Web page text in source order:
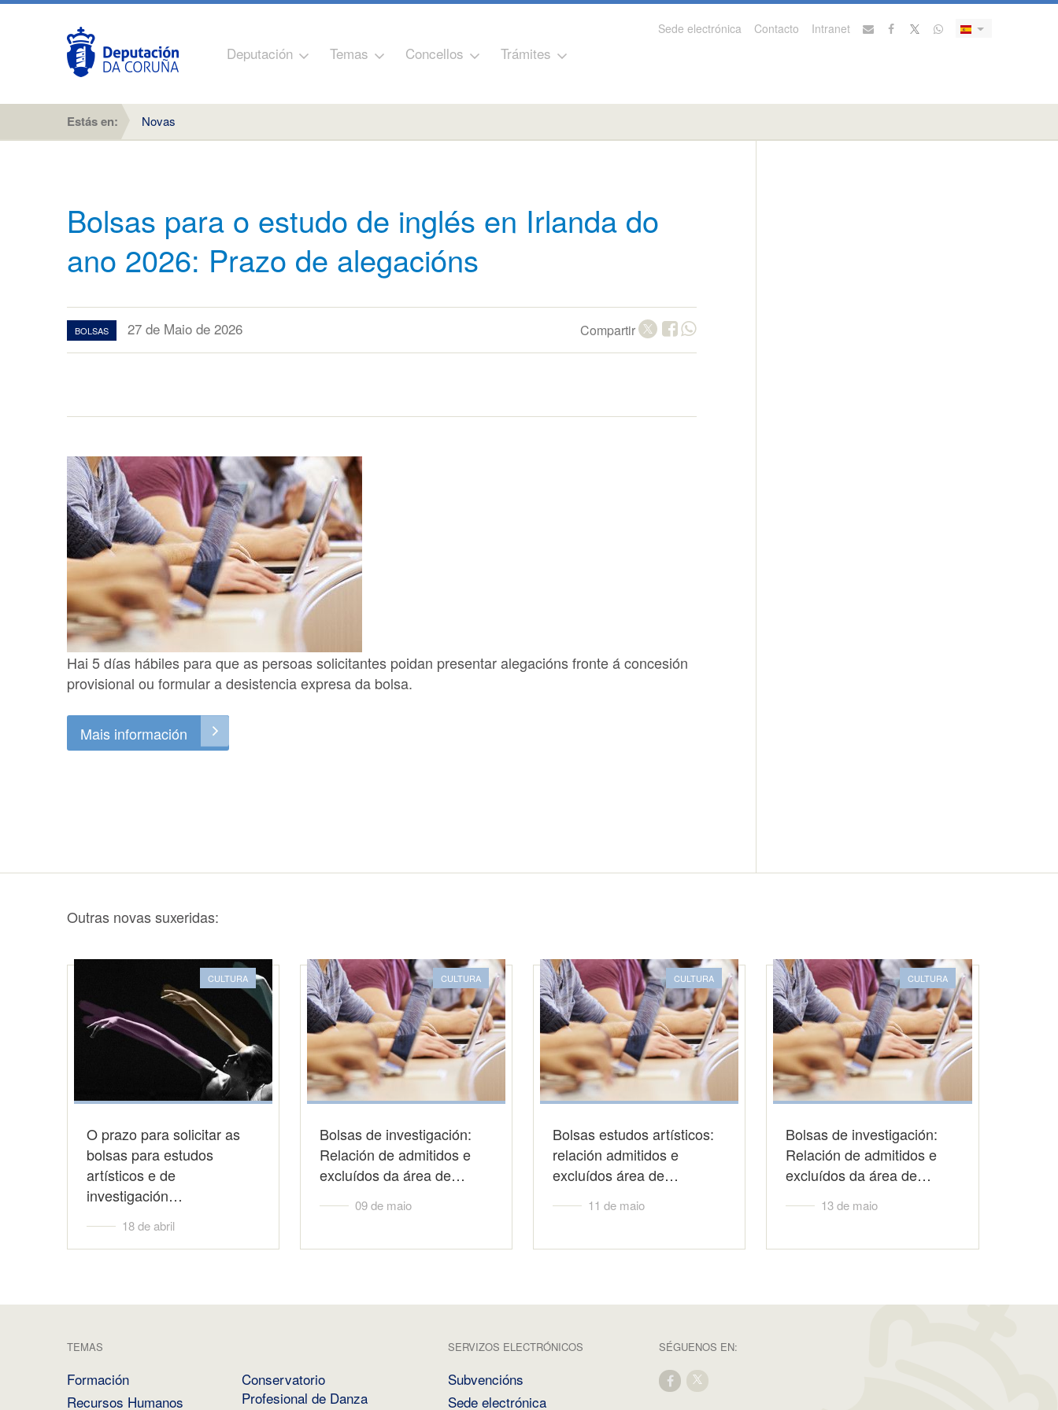
Sede electrónica Contacto Intranet
Deputación Temas Concellos Trámites
Estás en: Novas
Bolsas para o estudo de inglés en Irlanda do
ano 2026: Prazo de alegacións
BOLSAS 27 de Maio de 2026 Compartir
Hai 5 días hábiles para que as persoas solicitantes poidan presentar alegacións fronte á concesión
provisional ou formular a desistencia expresa da bolsa.
Mais información
Outras novas suxeridas:
CULTURA
O prazo para solicitar as
bolsas para estudos
artísticos e de
investigación…
18 de abril
CULTURA
Bolsas de investigación:
Relación de admitidos e
excluídos da área de…
09 de maio
CULTURA
Bolsas estudos artísticos:
relación admitidos e
excluídos área de…
11 de maio
CULTURA
Bolsas de investigación:
Relación de admitidos e
excluídos da área de…
13 de maio
TEMAS
Formación
Recursos Humanos
Conservatorio
Profesional de Danza
SERVIZOS ELECTRÓNICOS
Subvencións
Sede electrónica
SÉGUENOS EN: